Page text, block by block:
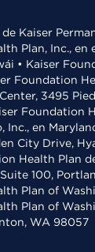
Kaiser
Plan, Inc., en
• Kaiser
Foundation
3495
Foundation
Inc., en
City Drive,
Health Plan
100,
Plan of
Plan of
WA 98057